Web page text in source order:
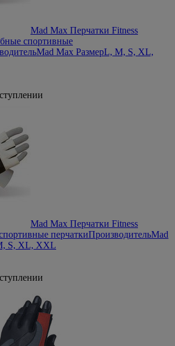
Mad Max Перчатки Fitness
спортивные
Mad Max РазмерL, M, S, XL,
Mad Max Перчатки Fitness
перчаткиПроизводительMad
S, XL, XXL